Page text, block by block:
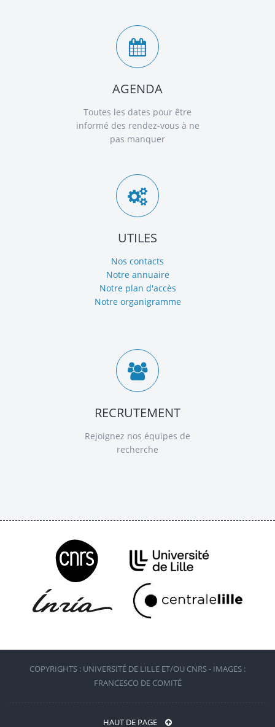
AGENDA
Toutes les dates pour être
informé des rendez-vous à ne
pas manquer
UTILES
Nos contacts
Notre annuaire
Notre plan d'accès
Notre organigramme
RECRUTEMENT
Rejoignez nos équipes de
recherche
COPYRIGHTS : UNIVERSITÉ DE LILLE ET/OU CNRS - IMAGES :
FRANCESCO DE COMITÉ
HAUT DE PAGE